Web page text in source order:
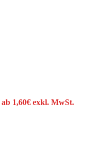
ab 1,60€ exkl. MwSt.